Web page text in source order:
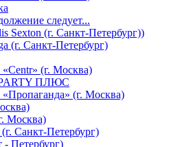
следует...
Sexton (г. Санкт-Петербург))
Санкт-Петербург)
(г. Москва)
ПЛЮС
(г. Москва)
Москва)
Санкт-Петербург)
Петербург)